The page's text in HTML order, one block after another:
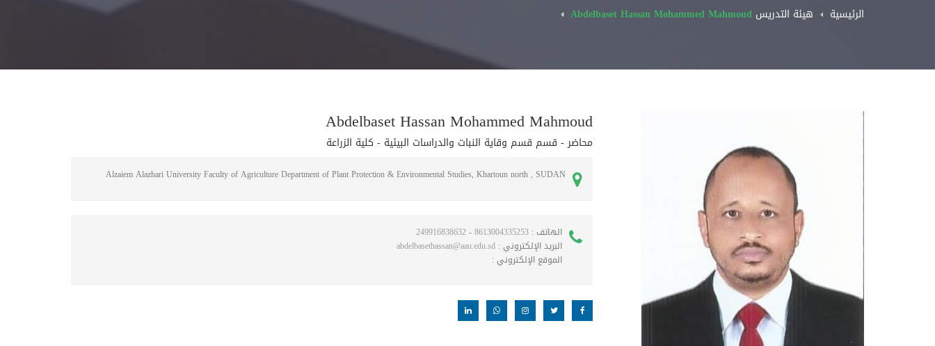
الرئيسية هيئة التدريس Abdelbaset Hassan Mohammed Mahmoud
Abdelbaset Hassan Mohammed Mahmoud
محاضر - قسم قسم وقاية النبات والدراسات البيئية - كلية الزراعة
Alzaiem Alazhari University Faculty of Agriculture Department of Plant Protection & Environmental Studies, Khartoun north , SUDAN
الهاتف : 8613004335253
-
249916838632
البريد الإلكتروني : abdelbasethassan@aau.edu.sd
الموقع الإلكتروني :